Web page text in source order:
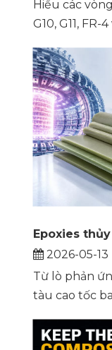
Hiểu các
G10, G11,
2026-05-13
Từ lò phản
tàu cao tốc